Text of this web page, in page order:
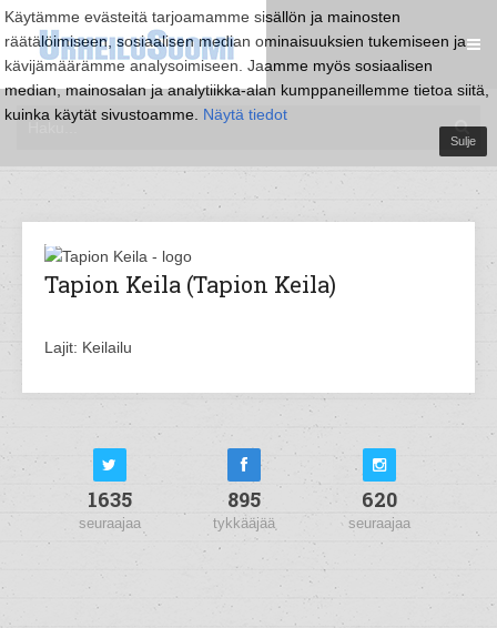
Käytämme evästeitä tarjoamamme sisällön ja mainosten
räätälöimiseen, sosiaalisen median ominaisuuksien tukemiseen ja
kävijämäärämme analysoimiseen. Jaamme myös sosiaalisen
median, mainosalan ja analytiikka-alan kumppaneillemme tietoa siitä,
kuinka käytät sivustoamme. Näytä tiedot
Sulje
Tapion Keila (Tapion Keila)
Lajit: Keilailu
1635
seuraajaa
895
tykkääjää
620
seuraajaa